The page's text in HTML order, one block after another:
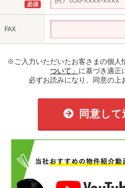
必須
FAX
※ご入力いただいたお客さまの個人
ついて」 に基づき適正
必ずお読みになり、同意の上
同意して